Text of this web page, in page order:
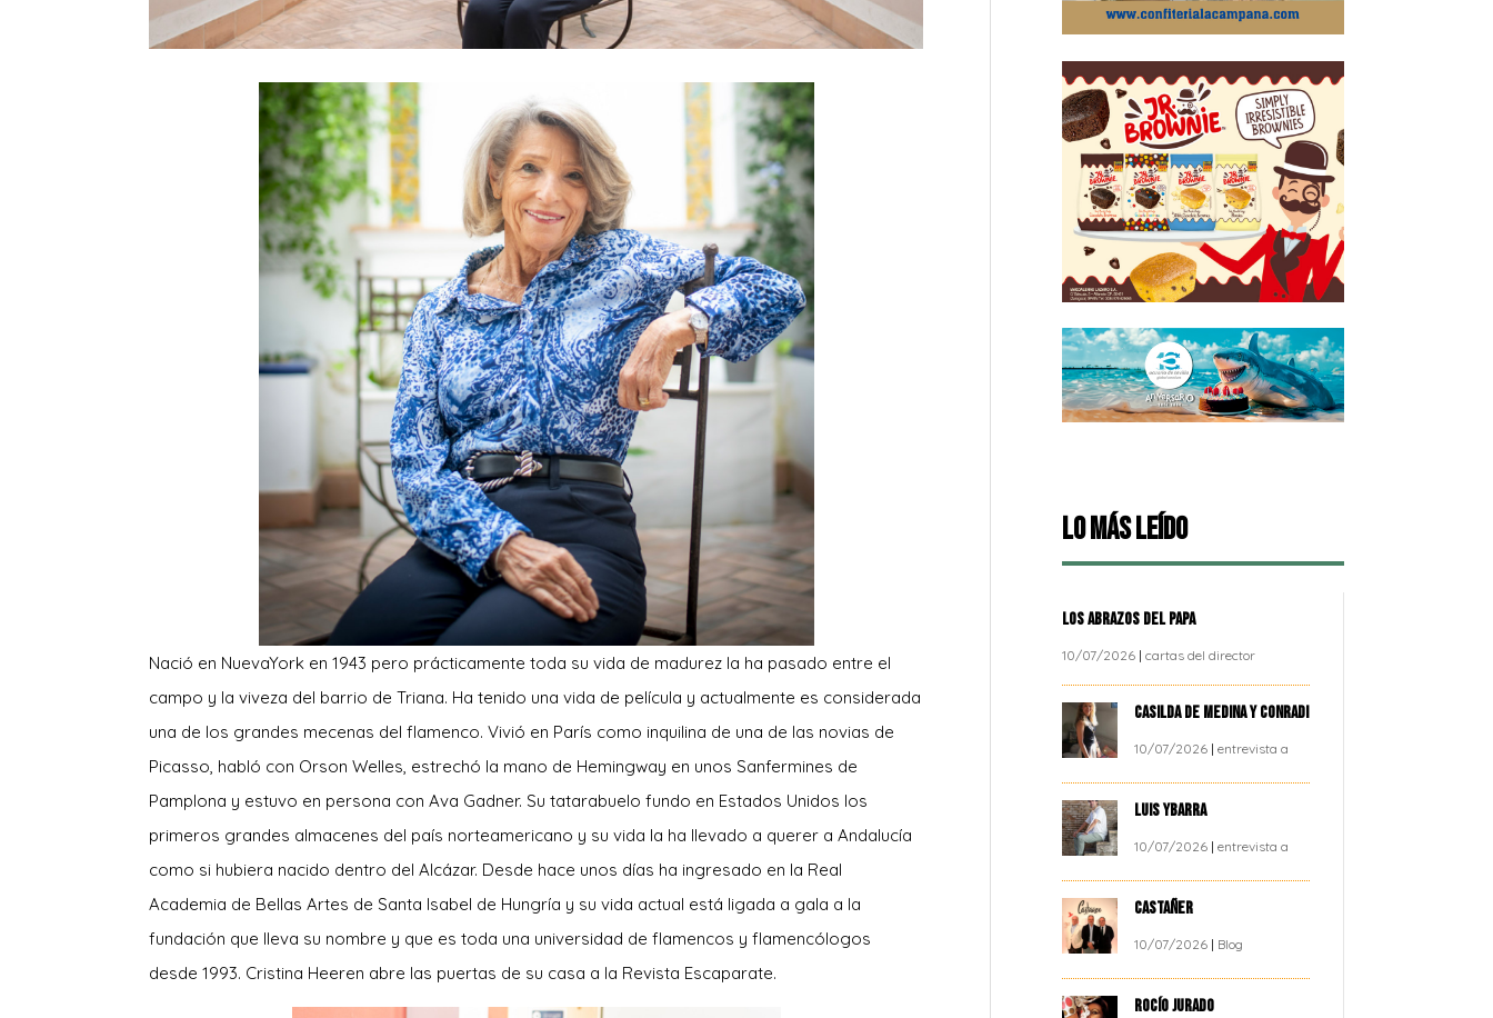
Nació en NuevaYork en 1943 pero prácticamente toda su vida de madurez la ha pasado entre el
campo y la viveza del barrio de Triana. Ha tenido una vida de película y actualmente es considerada
una de los grandes mecenas del flamenco. Vivió en París como inquilina de una de las novias de
Picasso, habló con Orson Welles, estrechó la mano de Hemingway en unos Sanfermines de
Pamplona y estuvo en persona con Ava Gadner. Su tatarabuelo fundo en Estados Unidos los
primeros grandes almacenes del país norteamericano y su vida la ha llevado a querer a Andalucía
como si hubiera nacido dentro del Alcázar. Desde hace unos días ha ingresado en la Real
Academia de Bellas Artes de Santa Isabel de Hungría y su vida actual está ligada a gala a la
fundación que lleva su nombre y que es toda una universidad de flamencos y flamencólogos
desde 1993. Cristina Heeren abre las puertas de su casa a la Revista Escaparate.
Lo más leído
LOS ABRAZOS DEL PAPA
10/07/2026 |cartas del director
CASILDA DE MEDINA Y CONRADI
10/07/2026 |entrevista a
LUIS YBARRA
10/07/2026 |entrevista a
CASTAÑER
10/07/2026 | Blog
ROCÍO JURADO